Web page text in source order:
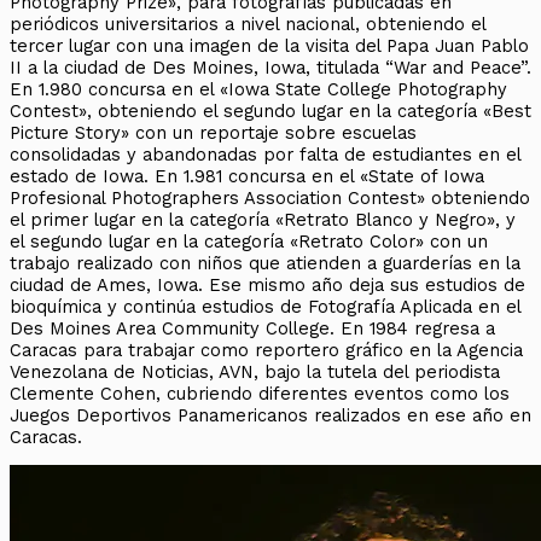
periódicos universitarios a nivel nacional, obteniendo el
tercer lugar con una imagen de la visita del Papa Juan Pablo
II a la ciudad de Des Moines, Iowa, titulada “War and Peace”.
En 1.980 concursa en el «Iowa State College Photography
Contest», obteniendo el segundo lugar en la categoría «Best
Picture Story» con un reportaje sobre escuelas
consolidadas y abandonadas por falta de estudiantes en el
estado de Iowa. En 1.981 concursa en el «State of Iowa
Profesional Photographers Association Contest» obteniendo
el primer lugar en la categoría «Retrato Blanco y Negro», y
el segundo lugar en la categoría «Retrato Color» con un
trabajo realizado con niños que atienden a guarderías en la
ciudad de Ames, Iowa. Ese mismo año deja sus estudios de
bioquímica y continúa estudios de Fotografía Aplicada en el
Des Moines Area Community College. En 1984 regresa a
Caracas para trabajar como reportero gráfico en la Agencia
Venezolana de Noticias, AVN, bajo la tutela del periodista
Clemente Cohen, cubriendo diferentes eventos como los
Juegos Deportivos Panamericanos realizados en ese año en
Caracas.